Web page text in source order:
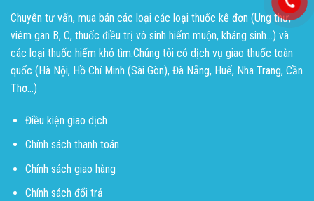
Chuyên tư vấn, mua bán các loại các loại thuốc kê đơn (Ung thư,
viêm gan B, C, thuốc điều trị vô sinh hiếm muộn, kháng sinh...) và
các loại thuốc hiếm khó tìm.Chúng tôi có dịch vụ giao thuốc toàn
quốc (Hà Nội, Hồ Chí Minh (Sài Gòn), Đà Nẵng, Huế, Nha Trang, Cần
Thơ...)
Điều kiện giao dịch
Chính sách thanh toán
Chính sách giao hàng
Chính sách đổi trả